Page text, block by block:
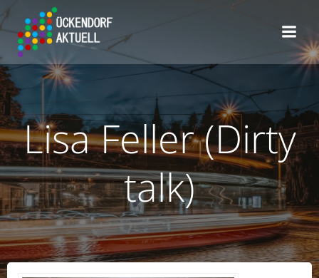
Lisa Feller (Dirty
talk)